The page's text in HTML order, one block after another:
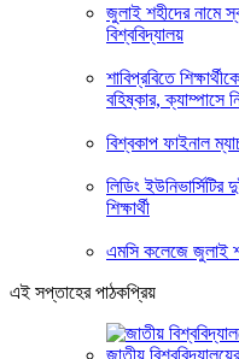
জুলাই শহীদের নামে
বিশ্ববিদ্যালয়
শাবিপ্রবিতে
বহিষ্কার, ক্যাম্পাসে
বিশ্বকাপ ফাইনাল
লিডিং
শিক্ষার্থী
এমসি কলেজে জুলাই
এই সপ্তাহের পাঠকপ্রিয়
জাতীয়